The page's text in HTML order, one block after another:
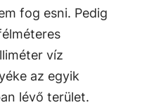
fog esni. Pedig
víz
az egyik
lévő terület.